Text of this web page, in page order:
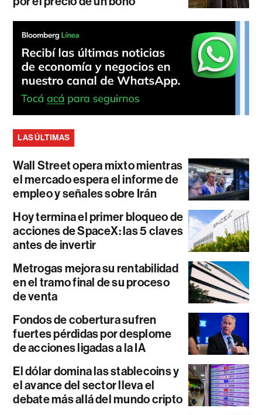
LAS ÚLTIMAS
Wall Street opera mixto mientras
el mercado espera el informe de
empleo y señales sobre Irán
Hoy termina el primer bloqueo de
acciones de SpaceX: las 5 claves
antes de invertir
Metrogas mejora su rentabilidad
en el tramo final de su proceso
de venta
Fondos de cobertura sufren
fuertes pérdidas por desplome
de acciones ligadas a la IA
El dólar domina las stablecoins y
el avance del sector lleva el
debate más allá del mundo cripto